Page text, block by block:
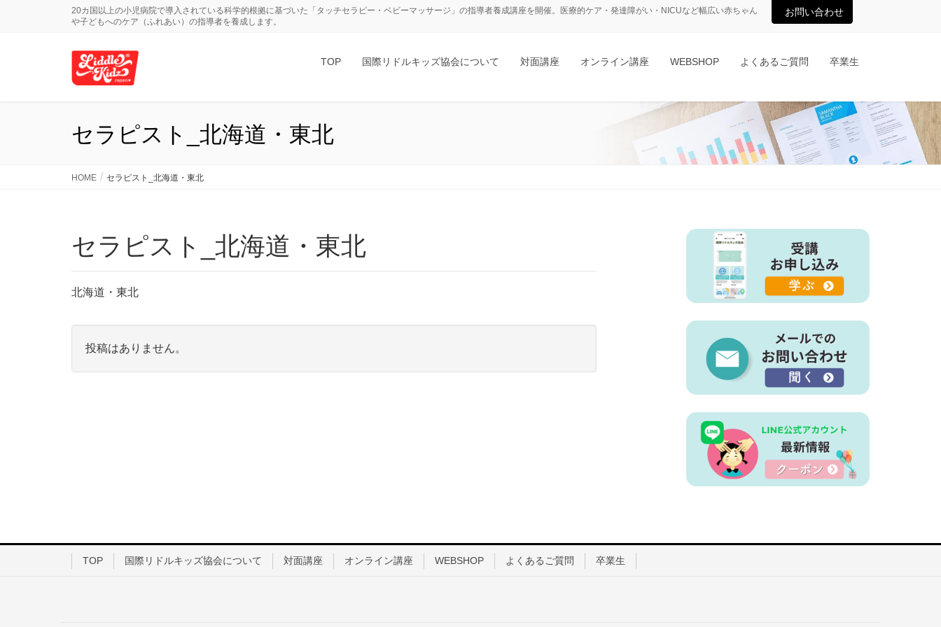
20カ国以上の小児病院で導入されている科学的根拠に基づいた「タッチセラピー・ベビーマッサージ」の指導者養成講座を開催。医療的ケア・発達障がい・NICUなど幅広い赤ちゃん
や子どもへのケア（ふれあい）の指導者を養成します。
お問い合わせ
TOP 国際リドルキッズ協会について 対面講座 オンライン講座 WEBSHOP よくあるご質問 卒業生
セラピスト_北海道・東北
HOME セラピスト_北海道・東北
セラピスト_北海道・東北
北海道・東北
投稿はありません。
TOP 国際リドルキッズ協会について 対面講座 オンライン講座 WEBSHOP よくあるご質問 卒業生